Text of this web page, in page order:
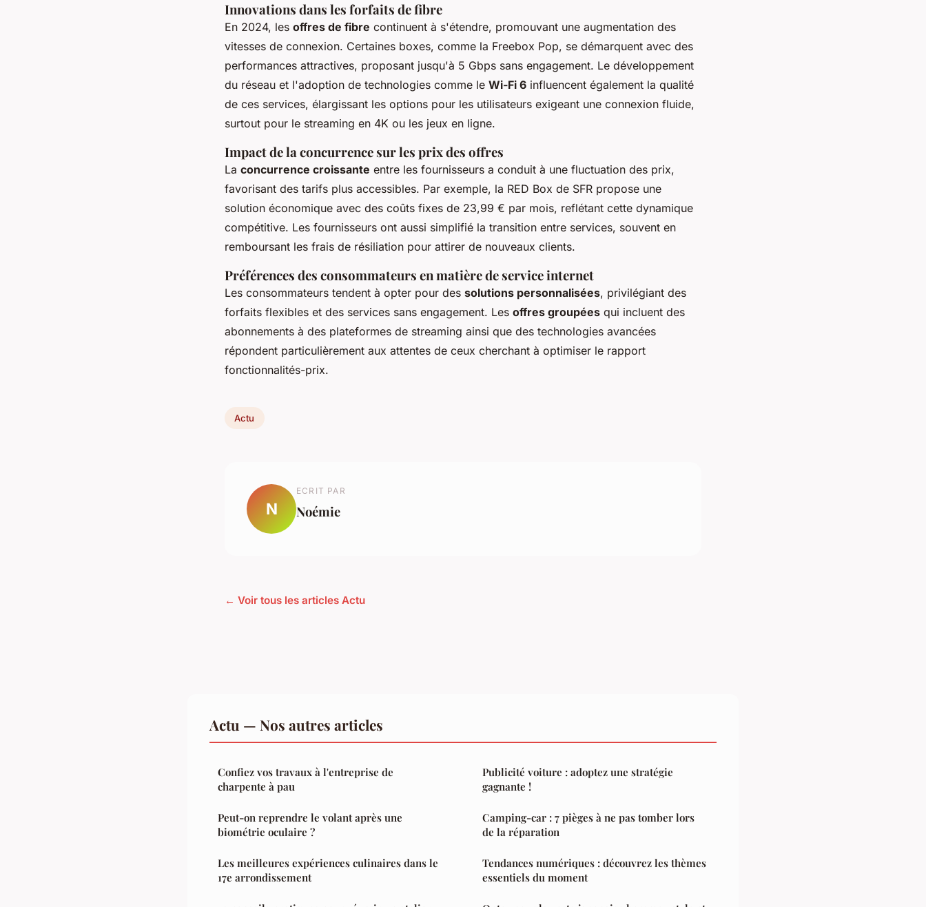
Innovations dans les forfaits de fibre
En 2024, les offres de fibre continuent à s'étendre, promouvant une augmentation des
vitesses de connexion. Certaines boxes, comme la Freebox Pop, se démarquent avec des
performances attractives, proposant jusqu'à 5 Gbps sans engagement. Le développement
du réseau et l'adoption de technologies comme le Wi-Fi 6 influencent également la qualité
de ces services, élargissant les options pour les utilisateurs exigeant une connexion fluide,
surtout pour le streaming en 4K ou les jeux en ligne.
Impact de la concurrence sur les prix des offres
La concurrence croissante entre les fournisseurs a conduit à une fluctuation des prix,
favorisant des tarifs plus accessibles. Par exemple, la RED Box de SFR propose une
solution économique avec des coûts fixes de 23,99 € par mois, reflétant cette dynamique
compétitive. Les fournisseurs ont aussi simplifié la transition entre services, souvent en
remboursant les frais de résiliation pour attirer de nouveaux clients.
Préférences des consommateurs en matière de service internet
Les consommateurs tendent à opter pour des solutions personnalisées, privilégiant des
forfaits flexibles et des services sans engagement. Les offres groupées qui incluent des
abonnements à des plateformes de streaming ainsi que des technologies avancées
répondent particulièrement aux attentes de ceux cherchant à optimiser le rapport
fonctionnalités-prix.
Actu
N
ECRIT PAR
Noémie
← Voir tous les articles Actu
Actu — Nos autres articles
Confiez vos travaux à l'entreprise de
charpente à pau
Peut-on reprendre le volant après une
biométrie oculaire ?
Les meilleures expériences culinaires dans le
17e arrondissement
Publicité voiture : adoptez une stratégie
gagnante !
Camping-car : 7 pièges à ne pas tomber lors
de la réparation
Tendances numériques : découvrez les thèmes
essentiels du moment